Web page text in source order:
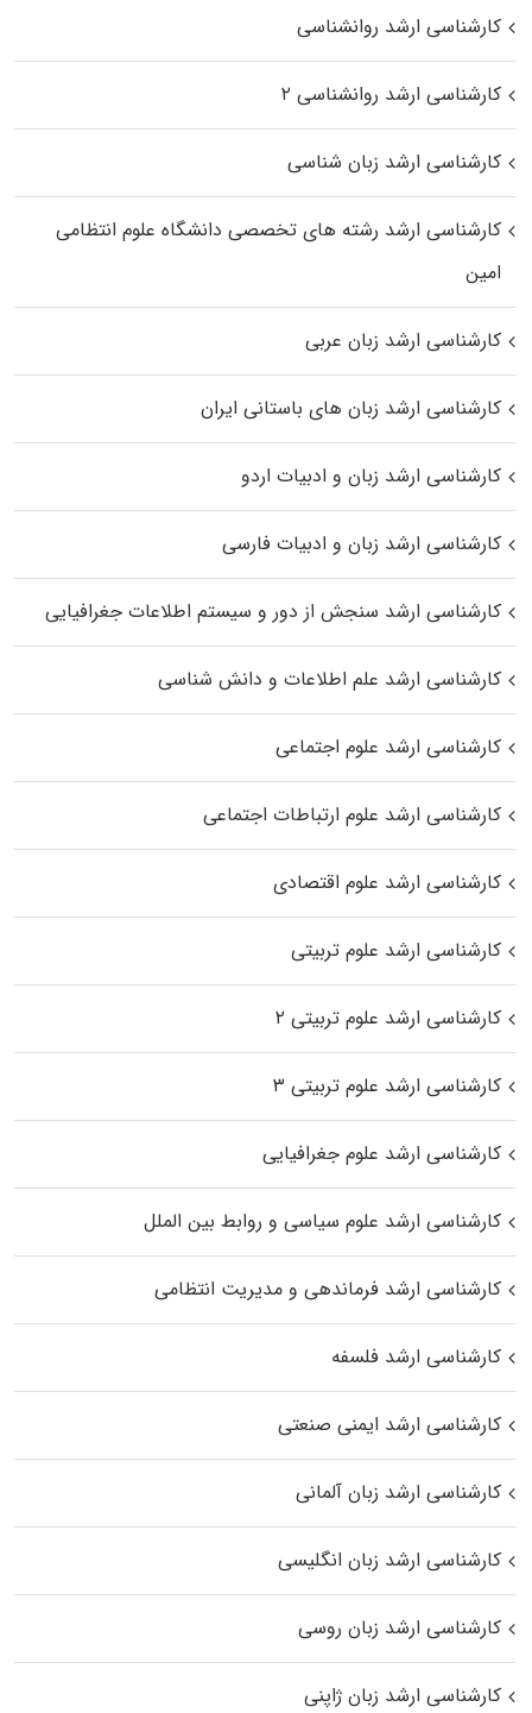
کارشناسی ارشد روانشناسی
کارشناسی ارشد روانشناسی ۲
کارشناسی ارشد زبان شناسی
کارشناسی ارشد رﺷﺘﻪ ﻫﺎی تخصصی داﻧﺸﮕﺎه ﻋﻠﻮم انتظامی
اﻣﻴﻦ
کارشناسی ارشد زبان عربی
کارشناسی ارشد زبان‌ های باستانی ایران
کارشناسی ارشد زبان و ادبیات اردو
کارشناسی ارشد زبان و ادبیات فارسی
کارشناسی ارشد سنجش از دور و سیستم اطلاعات جغرافیایی
کارشناسی ارشد علم اطلاعات و دانش شناسی
کارشناسی ارشد علوم اجتماعی
کارشناسی ارشد علوم ارتباطات اجتماعی
کارشناسی ارشد علوم اقتصادی
کارشناسی ارشد علوم تربیتی
کارشناسی ارشد علوم تربیتی ۲
کارشناسی ارشد علوم تربیتی ۳
کارشناسی ارشد علوم جغرافیایی
کارشناسی ارشد علوم سیاسی و روابط بین الملل
کارشناسی ارشد فرماندهی و مدیریت انتظامی
کارشناسی ارشد فلسفه
کارشناسی ارشد ایمنی صنعتی
کارشناسی ارشد زبان آلمانی
کارشناسی ارشد زبان انگلیسی
کارشناسی ارشد زبان روسی
کارشناسی ارشد زبان ژاپنی